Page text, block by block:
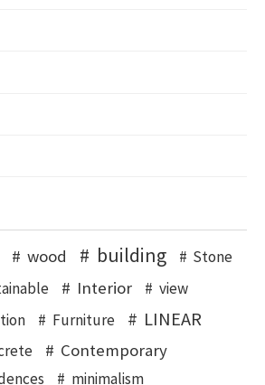
wood building Stone
Interior view
Furniture LINEAR
Contemporary
minimalism